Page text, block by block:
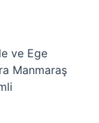
ve Ege
Manmaraş